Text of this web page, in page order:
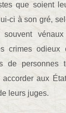
que soient
ci à son gré,
crimes odieux
de personnes
aux
leurs juges.